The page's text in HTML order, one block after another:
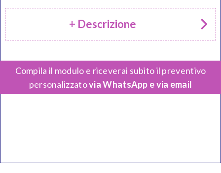
+ Descrizione
Compila il modulo e riceverai subito il preventivo
personalizzatovia WhatsApp e via email